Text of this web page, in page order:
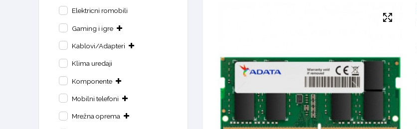
Elektricni romobili
Gaming i igre
Kablovi/Adapteri
Klima uredaji
Komponente
Mobilni telefoni
Mrežna oprema